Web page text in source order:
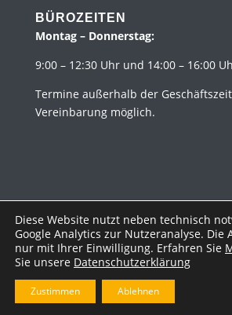
BÜROZEITEN
Montag – Donnerstag:
9:00 – 12:30 Uhr und 14:00 – 16:00
Termine außerhalb der
Vereinbarung möglich.
Impressum Datenschutz
Designed bybj freiSign
Diese Website nutzt neben technisch
Google Analytics zur Nutzeranalyse. Die
nur mit Ihrer Einwilligung. Erfahren Sie
Sie unsere Datenschutzerklärung
Zustimmen Ablehnen